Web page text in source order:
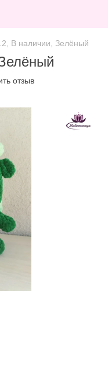
В наличии, Зелёный
отзыв